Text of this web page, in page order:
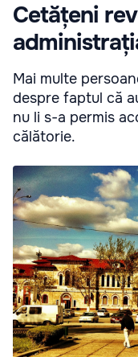
Cetățeni
Mai multe
despre faptul că
nu li s-a permis
călătorie.